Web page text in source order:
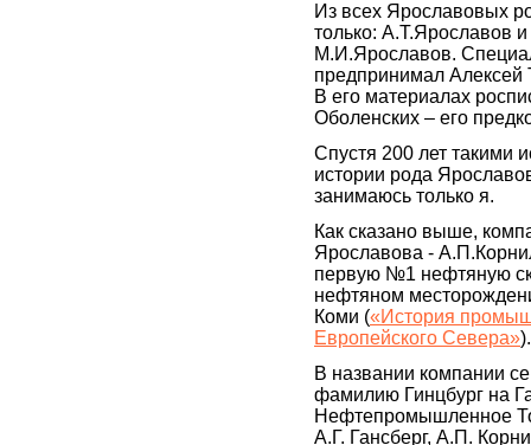
Из всех Ярославовых
только: А.Т.Ярославов
М.И.Ярославов.
предпринимал Алексей
В его материалах
Оболенских – его
Спустя 200 лет такими
истории рода
занимаюсь только я.
Как сказано выше,
Ярославова -
первую №1 нефтяную
нефтяном
Коми («История
Европейского Севера»).
В названии компании
фамилию Гинцбург на
Нефтепромышленное
А.Г. Гансберг, А.П.